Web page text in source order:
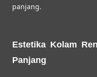
panjang.
Estetika Kolam
Panjang